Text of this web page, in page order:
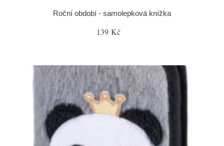
Roční období - samolepková knížka
139 Kč